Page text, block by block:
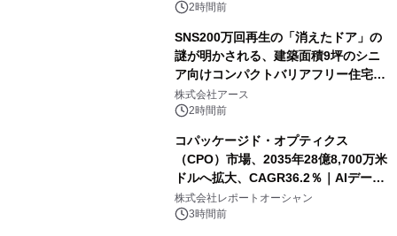
2時間前
SNS200万回再生の「消えたドア」の
謎が明かされる、建築面積9坪のシニ
ア向けコンパクトバリアフリー住宅が
誕生
株式会社アース
2時間前
コパッケージド・オプティクス
（CPO）市場、2035年28億8,700万米
ドルへ拡大、CAGR36.2％｜AIデータ
センター・高速光通信需要が成長を加
速
株式会社レポートオーシャン
3時間前